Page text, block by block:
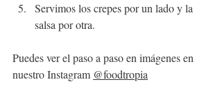
Servimos los crepes por un lado y la
salsa por otra.
Puedes ver el paso a paso en imágenes en
nuestro Instagram @foodtropia